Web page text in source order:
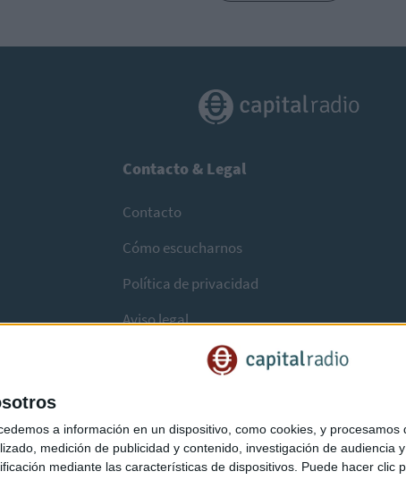
a información en un dispositivo, como cookies, y
medición de publicidad y contenido, investigación de audiencia
mediante las características de dispositivos. Puede hacer
Contacto & Legal
Contacto
Cómo escucharnos
Política de privacidad
Aviso legal